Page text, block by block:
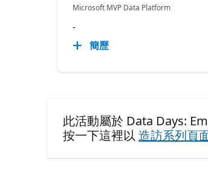
Microsoft MVP Data Platform
-
簡歷
此活動屬於 Data Days:
按一下這裡以造訪系列頁